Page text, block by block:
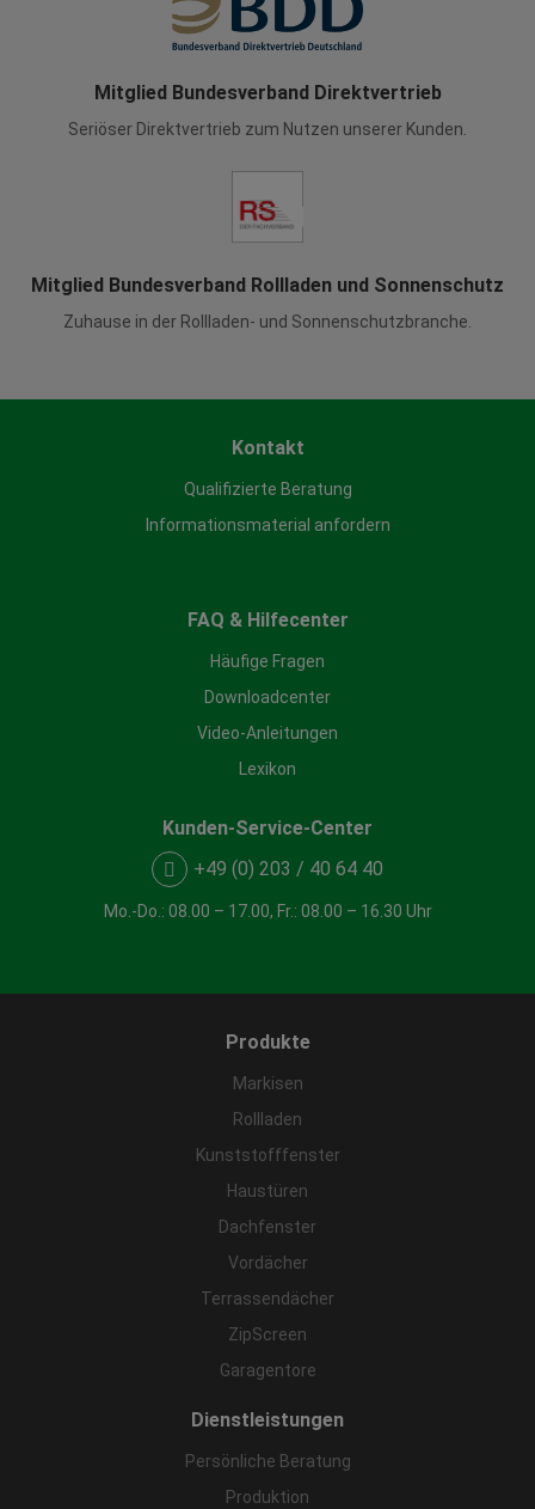
Mitglied Bundesverband Direktvertrieb
Seriöser Direktvertrieb zum Nutzen unserer Kunden.
Mitglied Bundesverband Rollladen und Sonnenschutz
Zuhause in der Rollladen- und Sonnenschutzbranche.
Kontakt
Qualifizierte Beratung
Informationsmaterial anfordern
FAQ & Hilfecenter
Häufige Fragen
Downloadcenter
Video-Anleitungen
Lexikon
Kunden-Service-Center
+49 (0) 203 / 40 64 40
Mo.-Do.: 08.00 – 17.00, Fr.: 08.00 – 16.30 Uhr
Produkte
Markisen
Rollladen
Kunststofffenster
Haustüren
Dachfenster
Vordächer
Terrassendächer
ZipScreen
Garagentore
Dienstleistungen
Persönliche Beratung
Produktion